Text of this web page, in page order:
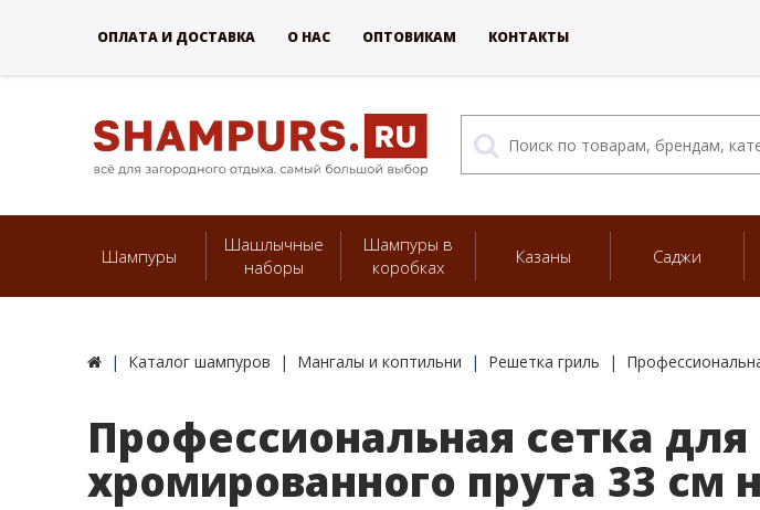
Шампуры
Шашлычные
наборы
Шампуры в
коробках
Казаны Саджи
Каталог шампуров Мангалы и коптильни Решетка гриль
Профессиональная сетка
хромированного прута 33 см
ОПЛАТА И ДОСТАВКА О НАС ОПТОВИКАМ КОНТАКТЫ